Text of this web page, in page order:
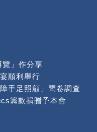
」作分享
順利舉行
手足照顧」問卷調查
籌款捐贈予本會